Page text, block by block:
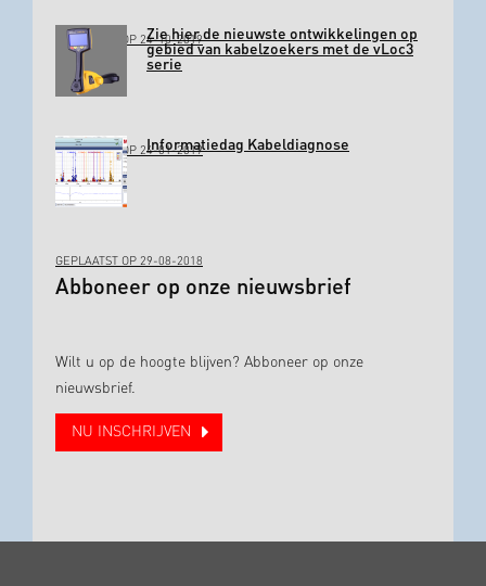
GEPLAATST OP 24-10-2019Zie hier de nieuwste ontwikkelingen op
gebied van kabelzoekers met de vLoc3
serie
GEPLAATST OP 24-01-2019Informatiedag Kabeldiagnose
GEPLAATST OP 29-08-2018
Abboneer op onze nieuwsbrief
Wilt u op de hoogte blijven? Abboneer op onze
nieuwsbrief.
NU INSCHRIJVEN